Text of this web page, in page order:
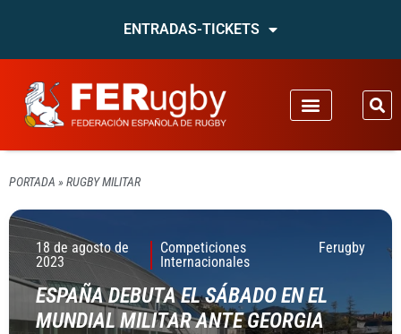
ENTRADAS-TICKETS
PORTADA » RUGBY MILITAR
18 de agosto de
2023
Competiciones
Internacionales
Ferugby
ESPAÑA DEBUTA EL SÁBADO EN EL
MUNDIAL MILITAR ANTE GEORGIA